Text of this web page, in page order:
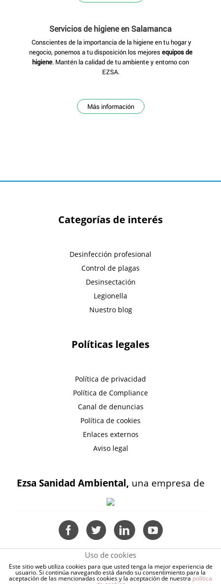
Servicios de higieneen Salamanca
Conscientes de la importancia de la higiene en tu hogar y
negocio, ponemos a tu disposición los mejores equipos de
higiene. Mantén la calidad de tu ambiente y entorno con
EZSA.
Más información
Categorías de interés
Desinfección profesional
Control de plagas
Desinsectación
Legionella
Nuestro blog
Políticas legales
Política de privacidad
Política de Compliance
Canal de denuncias
Política de cookies
Enlaces externos
Aviso legal
Ezsa Sanidad Ambiental, una empresa de
Uso de cookies
Este sitio web utiliza cookies para que usted tenga la mejor experiencia de
usuario. Si continúa navegando está dando su consentimiento para la
aceptación de las mencionadas cookies y la aceptación de nuestra política